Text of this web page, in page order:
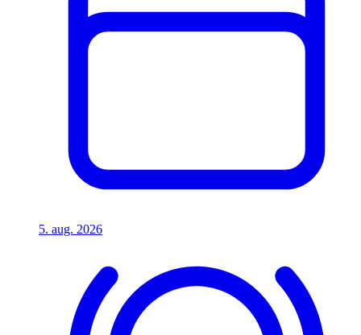
5. aug. 2026